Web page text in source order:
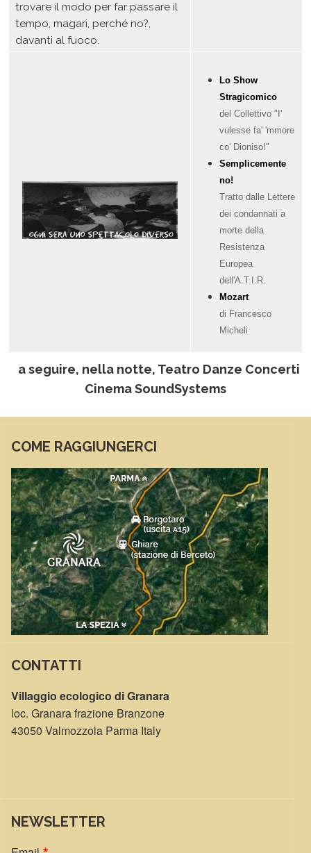
trovare il modo per far passare il
tempo, magari, perché no?,
davanti al fuoco.
Lo Show
Stragicomico
del Collettivo "I'
vulesse fa' 'mmore
co' Dioniso!"
Semplicemente
no!
Tratto dalle Lettere
dei condannati a
morte della
Resistenza
Europea
dell'A.T.I.R.
Mozart
di Francesco
Micheli
a seguire, nella notte, Teatro Danze Concerti
Cinema SoundSystems
COME RAGGIUNGERCI
CONTATTI
Villaggio ecologico di Granara
loc. Granara frazione Branzone
43050 Valmozzola Parma Italy
NEWSLETTER